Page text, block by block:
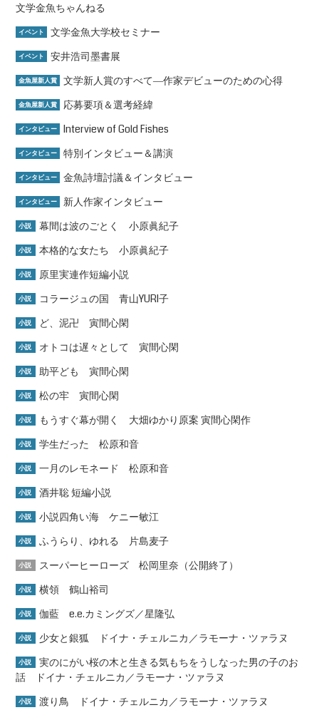
文学金魚ちゃんねる
イベント 文学金魚大学校セミナー
イベント 安井浩司墨書展
金魚屋新人賞 文学新人賞のすべて―作家デビューのための心得
金魚屋新人賞 応募要項＆選考経緯
インタビュー Interview of Gold Fishes
インタビュー 特別インタビュー＆講演
インタビュー 金魚詩壇討議＆インタビュー
インタビュー 新人作家インタビュー
小説 幕間は波のごとく 小原眞紀子
小説 本格的な女たち 小原眞紀子
小説 原里実連作短編小説
小説 コラージュの国 青山YURI子
小説 ど、泥卍 寅間心閑
小説 オトコは遅々として 寅間心閑
小説 助平ども 寅間心閑
小説 松の牢 寅間心閑
小説 もうすぐ幕が開く 大畑ゆかり原案 寅間心閑作
小説 学生だった 松原和音
小説 一月のレモネード 松原和音
小説 酒井聡 短編小説
小説 小説四角い海 ケニー敏江
小説 ふうらり、ゆれる 片島麦子
小説 スーパーヒーローズ 松岡里奈（公開終了）
小説 横領 鶴山裕司
小説 伽藍 e.e.カミングズ／星隆弘
小説 少女と銀狐 ドイナ・チェルニカ／ラモーナ・ツァラヌ
小説
実のにがい桜の木と生きる気もちをうしなった男の子のお
話 ドイナ・チェルニカ／ラモーナ・ツァラヌ
小説 渡り鳥 ドイナ・チェルニカ／ラモーナ・ツァラヌ